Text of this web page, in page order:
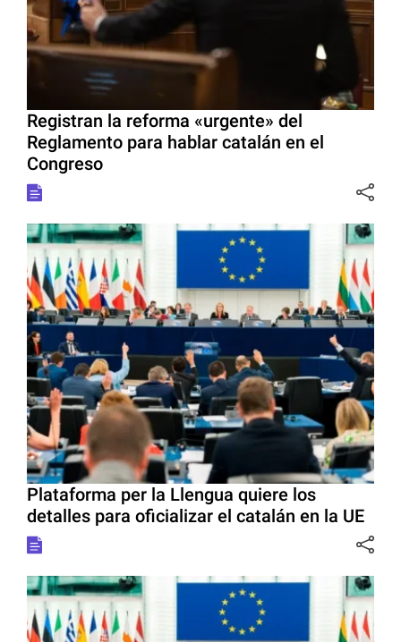
Registran la reforma «urgente» del
Reglamento para hablar catalán en el
Congreso
Plataforma per la Llengua quiere los
detalles para oficializar el catalán en la UE